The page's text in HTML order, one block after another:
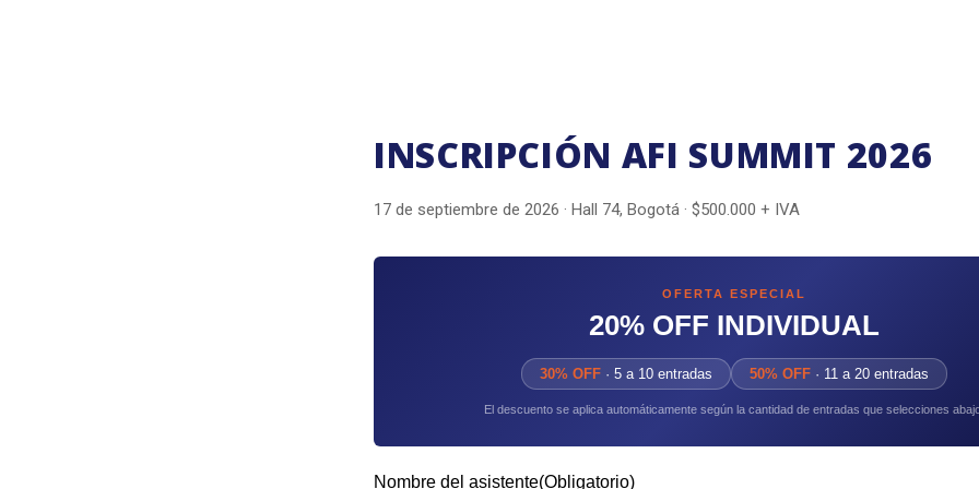
INSCRIPCIÓN AFI SUMMIT 2026
17 de septiembre de 2026 · Hall 74, Bogotá · $500.000 + IVA
OFERTA ESPECIAL
20% OFF INDIVIDUAL
30% OFF · 5 a 10 entradas 50% OFF · 11 a 20 entradas
El descuento se aplica automáticamente según la cantidad de entradas que selecciones
Nombre del asistente(Obligatorio)